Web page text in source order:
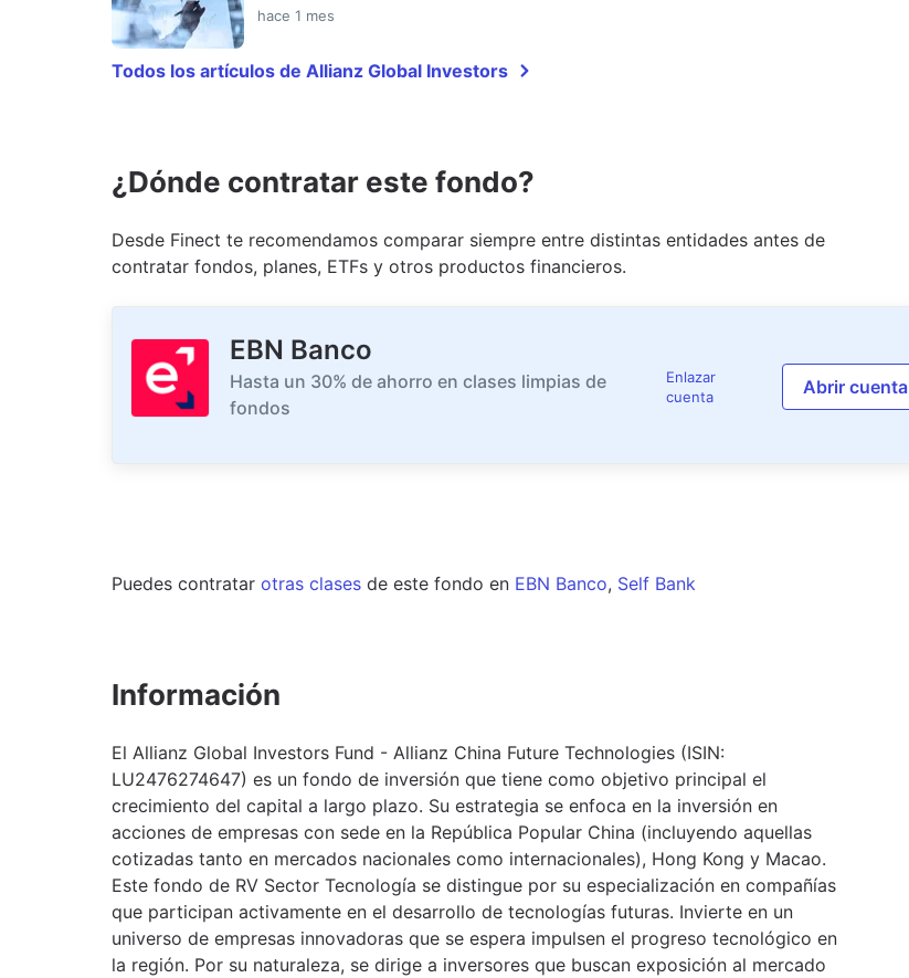
hace 1 mes
Todos los artículos de Allianz Global Investors
¿Dónde contratar este fondo?
Desde Finect te recomendamos comparar siempre entre distintas entidades antes de
contratar fondos, planes, ETFs y otros productos financieros.
EBN Banco
Hasta un 30% de ahorro en clases limpias de
fondos
Enlazar
cuenta
Abrir cuenta
Puedes contratar otras clases de este fondo en EBN Banco, Self Bank
Información
El Allianz Global Investors Fund - Allianz China Future Technologies (ISIN:
LU2476274647) es un fondo de inversión que tiene como objetivo principal el
crecimiento del capital a largo plazo. Su estrategia se enfoca en la inversión en
acciones de empresas con sede en la República Popular China (incluyendo aquellas
cotizadas tanto en mercados nacionales como internacionales), Hong Kong y Macao.
Este fondo de RV Sector Tecnología se distingue por su especialización en compañías
que participan activamente en el desarrollo de tecnologías futuras. Invierte en un
universo de empresas innovadoras que se espera impulsen el progreso tecnológico en
la región. Por su naturaleza, se dirige a inversores que buscan exposición al mercado